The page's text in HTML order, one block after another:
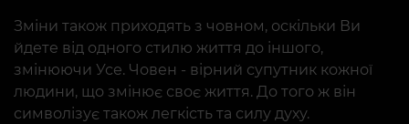
Зміни також приходять з човном, оскільки Ви
йдете від одного стилю життя до іншого,
змінюючи Усе. Човен - вірний супутник кожної
людини, що змінює своє життя. До того ж він
символізує також легкість та силу духу.